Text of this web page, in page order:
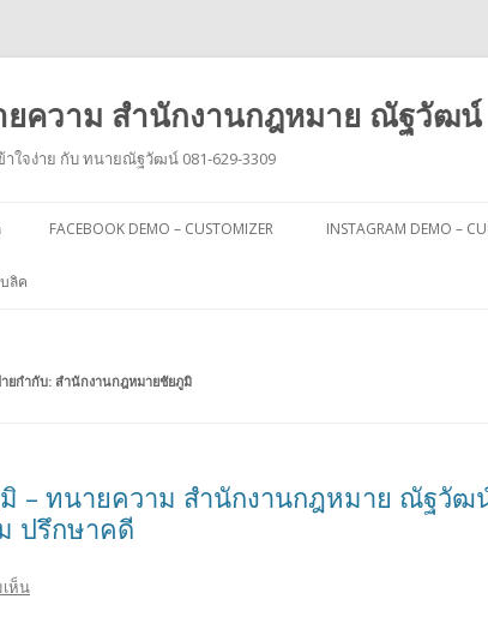
ความ สำนักงานกฎหมาย ณัฐวัฒน์
าใจง่าย กับ ทนายณัฐวัฒน์ 081-629-3309
FACEBOOK DEMO – CUSTOMIZER INSTAGRAM DEMO –
ลิค
ยกำกับ: สำนักงานกฎหมายชัยภูมิ
– ทนายความ สำนักงานกฎหมาย ณัฐวัฒ
ปรึกษาคดี
ห็น